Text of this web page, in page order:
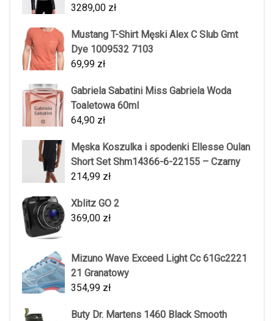
3289,00 zł
Mustang T-Shirt Męski Alex C Slub Gmt
Dye 1009532 7103
69,99 zł
Gabriela Sabatini Miss Gabriela Woda
Toaletowa 60ml
64,90 zł
Męska Koszulka i spodenki Ellesse Oulan
Short Set Shm14366-6-22155 – Czarny
214,99 zł
Xblitz GO 2
369,00 zł
Mizuno Wave Exceed Light Cc 61Gc2221
21 Granatowy
354,99 zł
Buty Dr. Martens 1460 Black Smooth